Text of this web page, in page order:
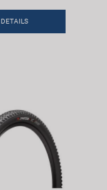
DETAILS